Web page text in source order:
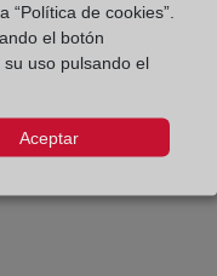
8402
a 14:00 horas
“Política de cookies”.
el botón
uso pulsando el
Aceptar